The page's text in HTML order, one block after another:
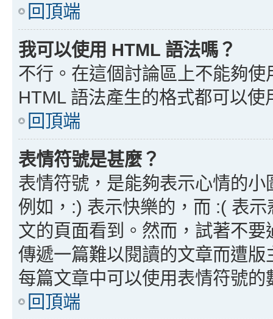
回頂端
我可以使用 HTML 語法嗎？
不行。在這個討論區上不能夠
HTML 語法產生的格式都可以
回頂端
表情符號是甚麼？
表情符號，是能夠表示心情的
例如，:) 表示快樂的，而 :( 表
文的頁面看到。然而，試著不
傳遞一篇難以閱讀的文章而遭
每篇文章中可以使用表情符號的
回頂端